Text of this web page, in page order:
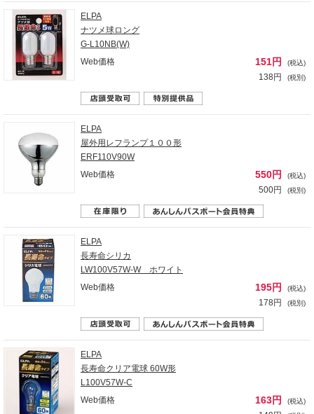
ELPA
ナツメ球ロング
G-L10NB(W)
Web価格
151円 (税込)
138円 (税別)
ELPA
屋外用レフランプ１００形
ERF110V90W
Web価格
550円 (税込)
500円 (税別)
ELPA
長寿命シリカ
LW100V57W-W ホワイト
Web価格
195円 (税込)
178円 (税別)
ELPA
長寿命クリア電球 60W形
L100V57W-C
Web価格
163円 (税込)